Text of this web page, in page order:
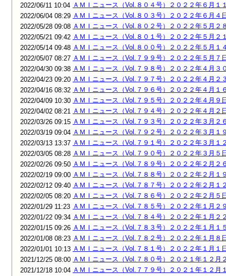
2022/06/11 10:04 ＡＭＩニュース（Vol.８０４号）２０２２年６月１
2022/06/04 08:29 ＡＭＩニュース（Vol.８０３号）２０２２年６月４
2022/05/28 09:08 ＡＭＩニュース（Vol.８０２号）２０２２年５月２
2022/05/21 09:42 ＡＭＩニュース（Vol.８０１号）２０２２年５月２
2022/05/14 09:48 ＡＭＩニュース（Vol.８００号）２０２２年５月１
2022/05/07 08:27 ＡＭＩニュース（Vol.７９９号）２０２２年５月７
2022/04/30 09:38 ＡＭＩニュース（Vol.７９８号）２０２２年４月３
2022/04/23 09:20 ＡＭＩニュース（Vol.７９７号）２０２２年４月２
2022/04/16 08:32 ＡＭＩニュース（Vol.７９６号）２０２２年４月１
2022/04/09 10:30 ＡＭＩニュース（Vol.７９５号）２０２２年４月９
2022/04/02 08:21 ＡＭＩニュース（Vol.７９４号）２０２２年４月２
2022/03/26 09:15 ＡＭＩニュース（Vol.７９３号）２０２２年３月２
2022/03/19 09:04 ＡＭＩニュース（Vol.７９２号）２０２２年３月１
2022/03/13 13:37 ＡＭＩニュース（Vol.７９１号）２０２２年３月１
2022/03/05 08:28 ＡＭＩニュース（Vol.７９０号）２０２２年３月５
2022/02/26 09:50 ＡＭＩニュース（Vol.７８９号）２０２２年２月２
2022/02/19 09:00 ＡＭＩニュース（Vol.７８８号）２０２２年２月１
2022/02/12 09:40 ＡＭＩニュース（Vol.７８７号）２０２２年２月１
2022/02/05 08:20 ＡＭＩニュース（Vol.７８６号）２０２２年２月５
2022/01/29 11:23 ＡＭＩニュース（Vol.７８５号）２０２２年１月２
2022/01/22 09:34 ＡＭＩニュース（Vol.７８４号）２０２２年１月２
2022/01/15 09:26 ＡＭＩニュース（Vol.７８３号）２０２２年１月１
2022/01/08 08:23 ＡＭＩニュース（Vol.７８２号）２０２２年１月８
2022/01/01 10:13 ＡＭＩニュース（Vol.７８１号）２０２２年１月１
2021/12/25 08:00 ＡＭＩニュース（Vol.７８０号）２０２１年１２月
2021/12/18 10:04 ＡＭＩニュース（Vol.７７９号）２０２１年１２月